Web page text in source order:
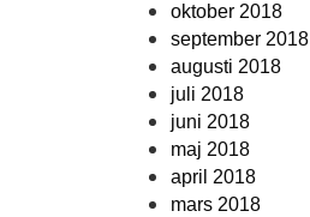
oktober 2018
september 2018
augusti 2018
juli 2018
juni 2018
maj 2018
april 2018
mars 2018